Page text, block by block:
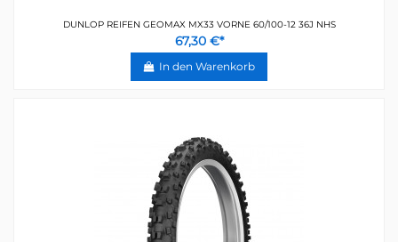
DUNLOP REIFEN GEOMAX MX33 VORNE 60/100-12 36J NHS
67,30 €*
In den Warenkorb